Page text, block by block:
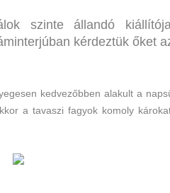
szinte állandó
kérdeztük őket
kedvezőbben alakult a
a tavaszi fagyok komoly